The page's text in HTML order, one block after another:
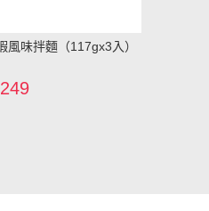
風味拌麵（117gx3入）
249